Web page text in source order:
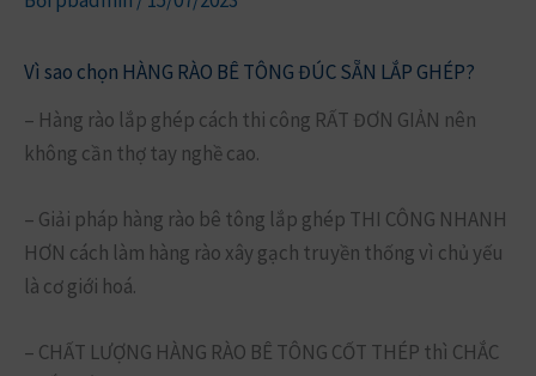
Vì sao chọn HÀNG RÀO BÊ TÔNG ĐÚC SẴN LẮP GHÉP?
– Hàng rào lắp ghép cách thi công RẤT ĐƠN GIẢN nên
không cần thợ tay nghề cao.
– Giải pháp hàng rào bê tông lắp ghép THI CÔNG NHANH
HƠN cách làm hàng rào xây gạch truyền thống vì chủ yếu
là cơ giới hoá.
– CHẤT LƯỢNG HÀNG RÀO BÊ TÔNG CỐT THÉP thì CHẮC